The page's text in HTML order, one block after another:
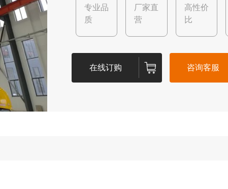
专业品
质
厂家直
营
高性价
比
在线订购 咨询客服